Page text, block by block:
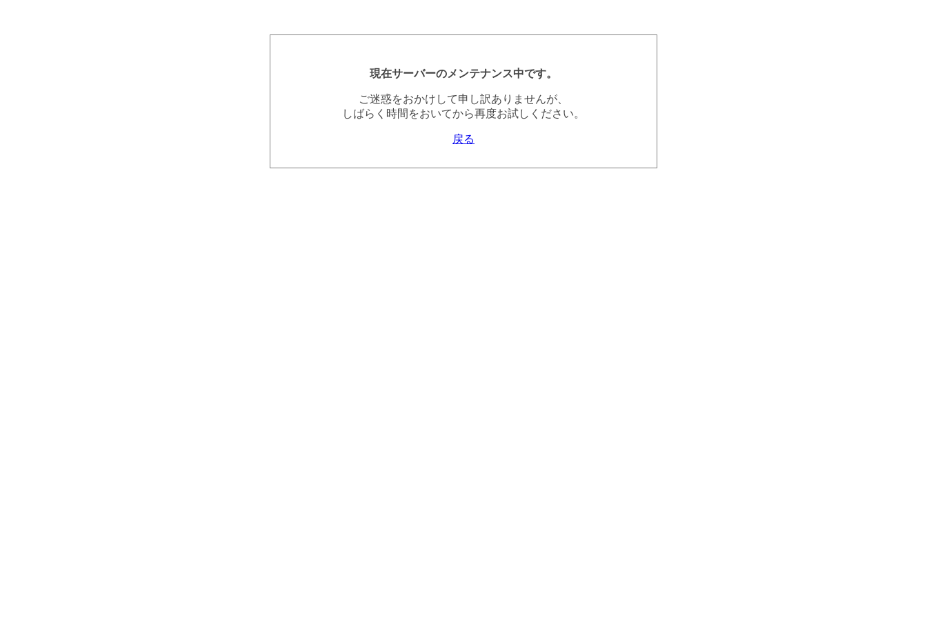
現在サーバーのメンテナンス中です。
ご迷惑をおかけして申し訳ありませんが、
しばらく時間をおいてから再度お試しください。
戻る